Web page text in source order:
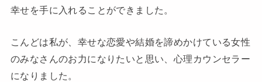
幸せを手に入れることができました。
こんどは私が、幸せな恋愛や結婚を諦めかけている女性
のみなさんのお力になりたいと思い、心理カウンセラー
になりました。